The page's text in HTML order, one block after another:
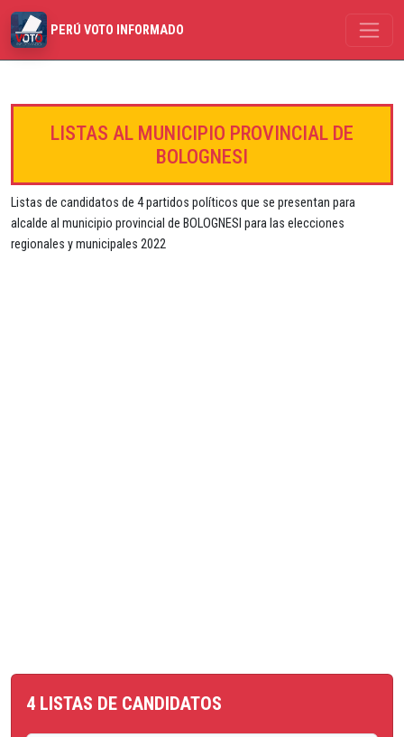
PERÚ VOTO INFORMADO
LISTAS AL MUNICIPIO PROVINCIAL DE
BOLOGNESI
Listas de candidatos de 4 partidos políticos que se presentan para
alcalde al municipio provincial de BOLOGNESI para las elecciones
regionales y municipales 2022
4 LISTAS DE CANDIDATOS